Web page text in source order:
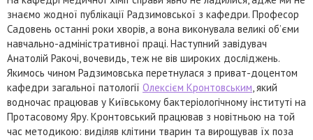
знаємо жодної публікації Радзимовської з кафедри. Професор
Садовень останні роки хворів, а вона виконувала великі об’єми
навчально-адміністративної праці. Наступний завідувач
Анатолій Ракочі, вочевидь, теж не вів широких досліджень.
Якимось чином Радзимовська перетнулася з приват-доцентом
кафедри загальної патології Олексієм Кронтовським, який
водночас працював у Київському бактеріологічному інституті на
Протасовому Яру. Кронтовський працював з новітньою на той
час методикою: виділяв клітини тварин та вирощував їх поза